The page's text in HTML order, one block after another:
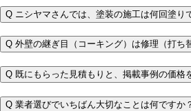
Q ニシヤマさんでは、塗装の施工は何回塗り
Q 外壁の継ぎ目（コーキング）は修理（打ち
Q 既にもらった見積もりと、掲載事例の価格
Q 業者選びでいちばん大切なことは何ですか